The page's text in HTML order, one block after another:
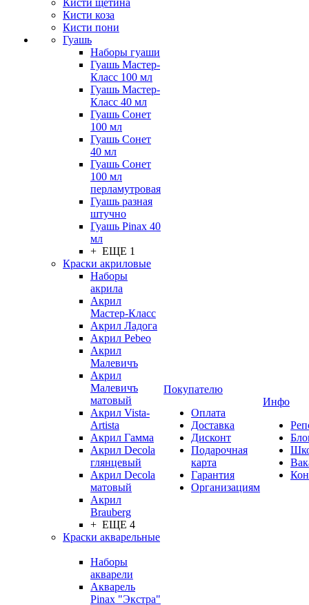
Кисти щетина
Кисти коза
Кисти пони
Гуашь
Наборы гуаши
Гуашь Мастер-
Класс 100 мл
Гуашь Мастер-
Класс 40 мл
Гуашь Сонет
100 мл
Гуашь Сонет
40 мл
Гуашь Сонет
100 мл
перламутровая
Гуашь разная
штучно
Гуашь Pinax 40
мл
+ ЕЩЕ 1
Краски акриловые
Наборы
акрила
Акрил
Мастер-Класс
Акрил Ладога
Акрил Pebeo
Акрил
Малевичъ
Акрил
Малевичъ
матовый
Акрил Vista-
Artista
Акрил Гамма
Акрил Decola
глянцевый
Акрил Decola
матовый
Акрил
Brauberg
+ ЕЩЕ 4
Краски акварельные
Наборы
акварели
Акварель
Pinax "Экстра"
Покупателю
Оплата
Доставка
Дисконт
Подарочная
карта
Гарантия
Организациям
Инфо